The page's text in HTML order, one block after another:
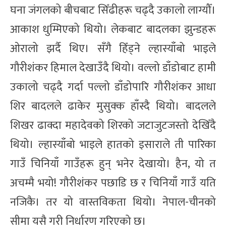
घना जंगलको बीचबाट सिँढीहरू चढ्दै उकालो लाग्यौँ।
आकाश धुम्मिएको थियो। लेकबाट बादलका झुन्डहरू
ओरालो झर्दै थिए। सँगै हिँड्ने ल्हास्याँबो भाइले
गौरीशंकर हिमाल देखाउँदै थियो। वल्लो डाँडोबाट हामी
उकालो चढ्दै गर्दा पल्लो डाँडोपारि गौरीशंकर आधा
शिर बादलले ढाकेर मुसुक्क हाँस्दै थियो। बादलले
शिखर ढाक्दा महादेवको शिरको जटाजुटजस्तो देखिँदै
थियो। ल्हास्याँबो भाइले हातको इसाराले ती पारिका
गाउँ चिनियाँ गाउँहरू हुन् भनेर देखायो। हैन, यो त
अचम्मै भयो! गौरीशंकर पछाडि छ र चिनियाँ गाउँ यति
नजिकै। तर यो वास्तविकता थियो। नेपाल-चीनको
सीमा यसै गरी निर्धारण गरिएको छ।